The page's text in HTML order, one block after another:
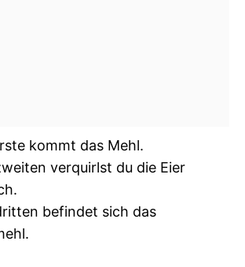
kommt das Mehl.
verquirlst du die Eier
befindet sich das